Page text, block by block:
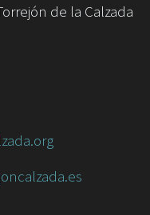
de la Calzada